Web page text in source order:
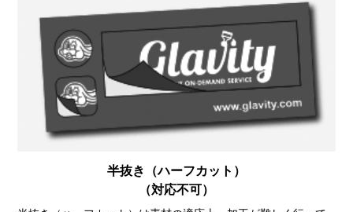
半抜き（ハーフカット）
（対応不可）